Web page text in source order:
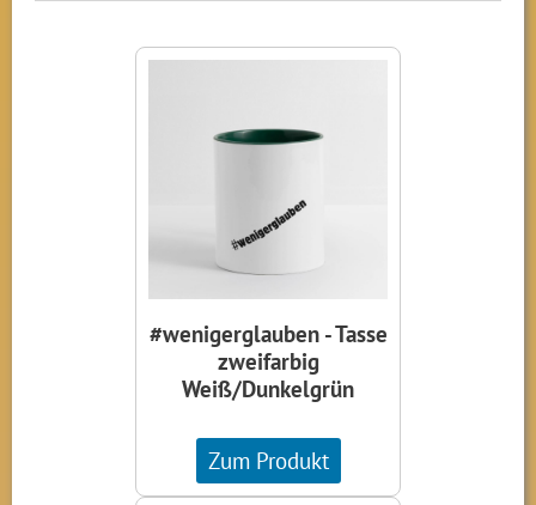
#wenigerglauben - Tasse
zweifarbig
Weiß/Dunkelgrün
Zum Produkt